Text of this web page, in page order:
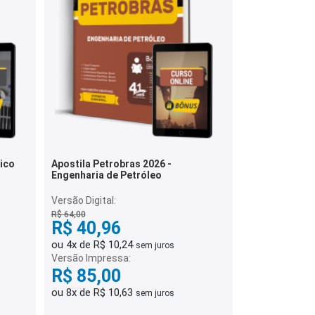
Apostila Petrobras 2026 -
Engenharia de Petróleo
Versão Digital:
R$ 64,00
R$ 40,96
ou 4x de R$ 10,24 sem juros
Versão Impressa:
R$ 85,00
ou 8x de R$ 10,63 sem juros